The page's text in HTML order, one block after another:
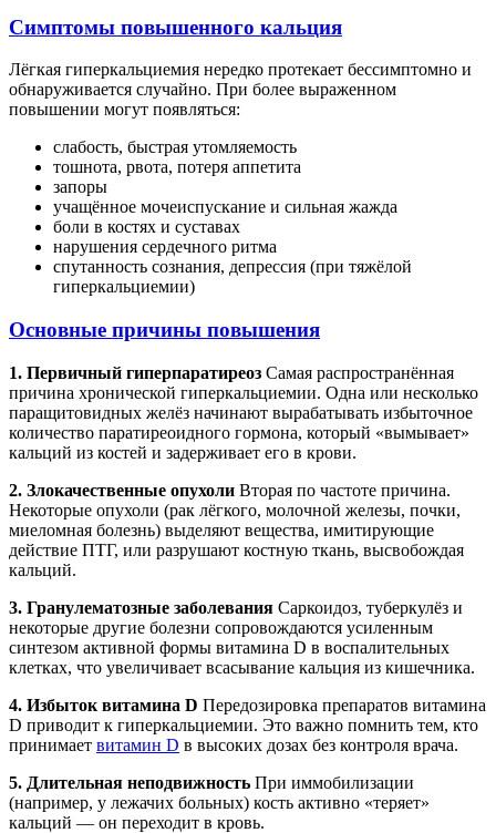
Симптомы повышенного кальция
Лёгкая гиперкальциемия нередко протекает бессимптомно и
обнаруживается случайно. При более выраженном
повышении могут появляться:
слабость, быстрая утомляемость
тошнота, рвота, потеря аппетита
запоры
учащённое мочеиспускание и сильная жажда
боли в костях и суставах
нарушения сердечного ритма
спутанность сознания, депрессия (при тяжёлой
гиперкальциемии)
Основные причины повышения
1. Первичный гиперпаратиреоз Самая распространённая
причина хронической гиперкальциемии. Одна или несколько
паращитовидных желёз начинают вырабатывать избыточное
количество паратиреоидного гормона, который «вымывает»
кальций из костей и задерживает его в крови.
2. Злокачественные опухоли Вторая по частоте причина.
Некоторые опухоли (рак лёгкого, молочной железы, почки,
миеломная болезнь) выделяют вещества, имитирующие
действие ПТГ, или разрушают костную ткань, высвобождая
кальций.
3. Гранулематозные заболевания Саркоидоз, туберкулёз и
некоторые другие болезни сопровождаются усиленным
синтезом активной формы витамина D в воспалительных
клетках, что увеличивает всасывание кальция из кишечника.
4. Избыток витамина D Передозировка препаратов витамина
D приводит к гиперкальциемии. Это важно помнить тем, кто
принимает витамин D в высоких дозах без контроля врача.
5. Длительная неподвижность При иммобилизации
(например, у лежачих больных) кость активно «теряет»
кальций — он переходит в кровь.